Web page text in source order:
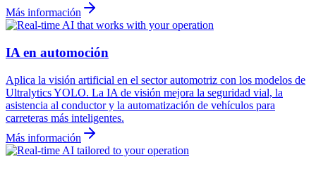
Más información
IA en automoción
Aplica la visión artificial en el sector automotriz con los modelos de
Ultralytics YOLO. La IA de visión mejora la seguridad vial, la
asistencia al conductor y la automatización de vehículos para
carreteras más inteligentes.
Más información